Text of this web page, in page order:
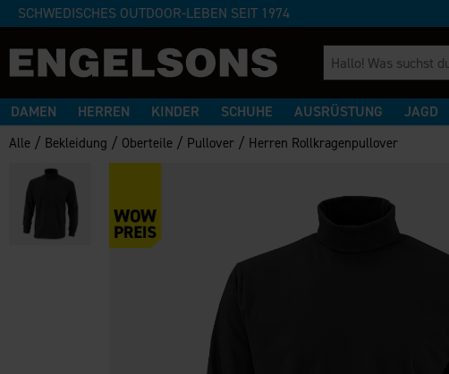
SCHWEDISCHES OUTDOOR-LEBEN SEIT 1974
DAMEN HERREN KINDER SCHUHE AUSRÜSTUNG JAGD
Alle / Bekleidung / Oberteile / Pullover / Herren Rollkragenpullover